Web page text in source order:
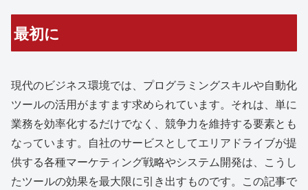
最初に
現代のビジネス環境では、プログラミングスキルや自動化
ツールの活用がますます求められています。それは、単に
業務を効率化するだけでなく、競争力を維持する要素とも
なっています。自社のサービスとしてエリアドライブが提
供する各種マーケティング戦略やシステム開発は、こうし
たツールの効果を最大限に引き出すものです。この記事で